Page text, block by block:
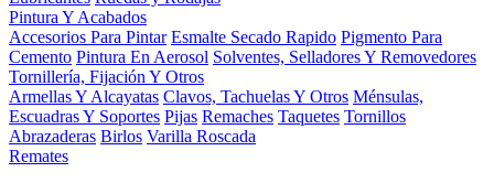
Pintura Y Acabados
Accesorios Para Pintar Esmalte Secado Rapido Pigmento Para
Cemento Pintura En Aerosol Solventes, Selladores Y Removedores
Tornillería, Fijación Y Otros
Armellas Y Alcayatas Clavos, Tachuelas Y Otros Ménsulas,
Escuadras Y Soportes Pijas Remaches Taquetes Tornillos
Abrazaderas Birlos Varilla Roscada
Remates